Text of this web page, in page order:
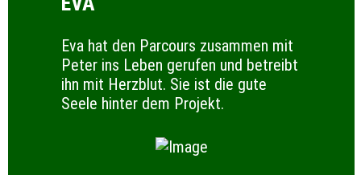
Eva hat den Parcours zusammen mit
Peter ins Leben gerufen und betreibt
ihn mit Herzblut. Sie ist die gute
Seele hinter dem Projekt.